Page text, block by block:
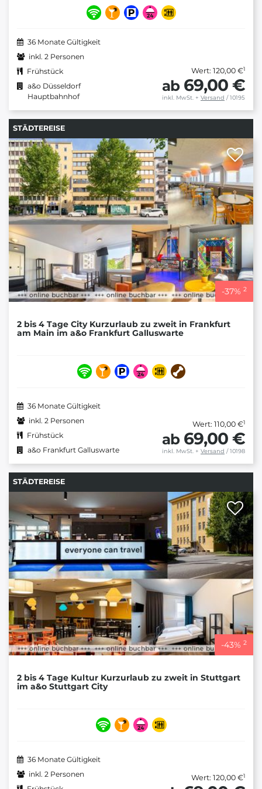
36 Monate Gültigkeit
inkl. 2 Personen
Frühstück
a&o Düsseldorf
Hauptbahnhof
Wert: 120,00 €1
ab 69,00 €
inkl. MwSt. + Versand / 10195
STÄDTEREISE
-37% 2
2 bis 4 Tage City Kurzurlaub zu zweit in Frankfurt
am Main im a&o Frankfurt Galluswarte
36 Monate Gültigkeit
inkl. 2 Personen
Frühstück
a&o Frankfurt Galluswarte
Wert: 110,00 €1
ab 69,00 €
inkl. MwSt. + Versand / 10198
STÄDTEREISE
-43% 2
2 bis 4 Tage Kultur Kurzurlaub zu zweit in Stuttgart
im a&o Stuttgart City
36 Monate Gültigkeit
inkl. 2 Personen
Wert: 120,00 €1